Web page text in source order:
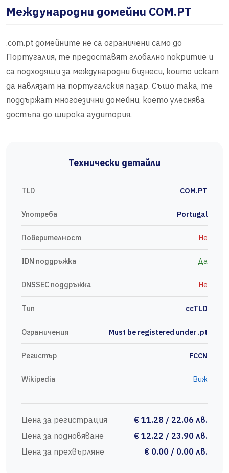
Международни домейни COM.PT
.com.pt домейните не са ограничени само до
Португалия, те предоставят глобално покритие и
са подходящи за международни бизнеси, които искат
да навлязат на португалския пазар. Също така, те
поддържат многоезични домейни, което улеснява
достъпа до широка аудитория.
Технически детайли
TLD COM.PT
Употреба Portugal
Поверителност Не
IDN поддръжка Да
DNSSEC поддръжка Не
Тип ccTLD
Ограничения Must be registered under .pt
Регистър FCCN
Wikipedia Виж
Цена за регистрация
€ 11.28 / 22.06 лв.
Цена за подновяване
€ 12.22 / 23.90 лв.
Цена за прехвърляне
€ 0.00 / 0.00 лв.